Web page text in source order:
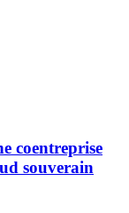
coentreprise
souverain